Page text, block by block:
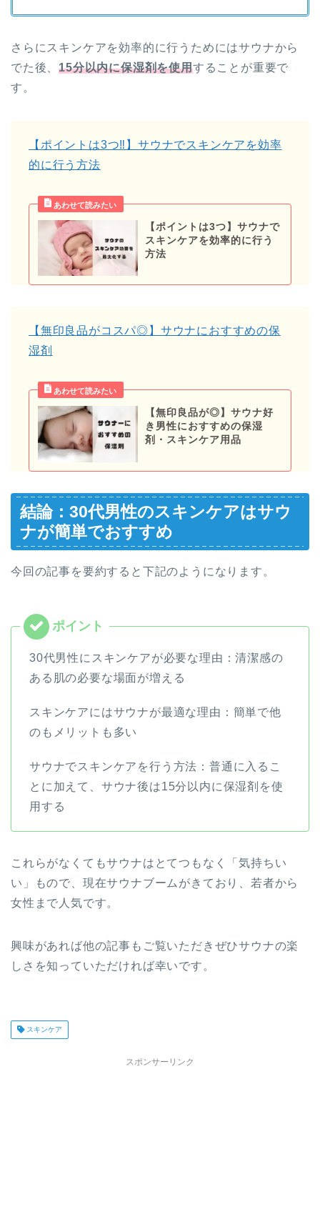
さらにスキンケアを効率的に行うためにはサウナから
でた後、15分以内に保湿剤を使用することが重要で
す。
【ポイントは3つ‼︎】サウナでスキンケアを効率
的に行う方法
【ポイントは3つ】サウナで
スキンケアを効率的に行う
方法
【無印良品がコスパ◎】サウナにおすすめの保
湿剤
【無印良品が◎】サウナ好
き男性におすすめの保湿
剤・スキンケア用品
結論：30代男性のスキンケアはサウ
ナが簡単でおすすめ
今回の記事を要約すると下記のようになります。
30代男性にスキンケアが必要な理由：清潔感の
ある肌の必要な場面が増える
スキンケアにはサウナが最適な理由：簡単で他
のもメリットも多い
サウナでスキンケアを行う方法：普通に入るこ
とに加えて、サウナ後は15分以内に保湿剤を使
用する
これらがなくてもサウナはとてつもなく「気持ちい
い」もので、現在サウナブームがきており、若者から
女性まで人気です。
興味があれば他の記事もご覧いただきぜひサウナの楽
しさを知っていただければ幸いです。
スキンケア
スポンサーリンク